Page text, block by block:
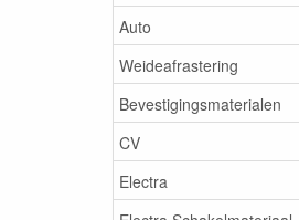
Auto
Weideafrastering
Bevestigingsmaterialen
CV
Electra